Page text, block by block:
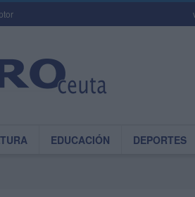
EDUCACIÓN DEPORTES